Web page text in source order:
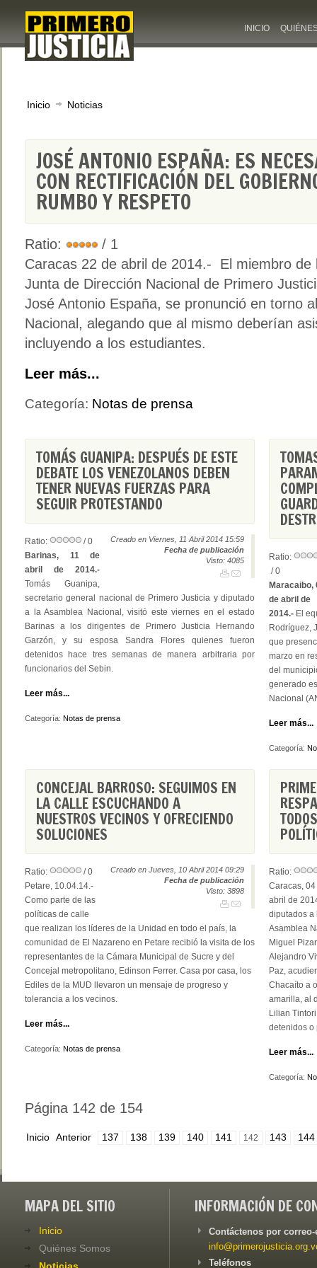
INICIO
Inicio Noticias
JOSÉ ANTONIO ESPAÑA: ES
CON RECTIFICACIÓN DEL
RUMBO Y RESPETO
Ratio:
/ 1
Caracas 22 de abril de 2014.- El miembro de
Junta de Dirección Nacional de Primero
José Antonio España, se pronunció en torno
Nacional, alegando que al mismo deberían
incluyendo a los estudiantes.
Leer más...
Categoría: Notas de prensa
TOMÁS GUANIPA: DESPUÉS DE ESTE
DEBATE LOS VENEZOLANOS DEBEN
TENER NUEVAS FUERZAS PARA
SEGUIR PROTESTANDO
Creado en Viernes, 11 Abril 2014 15:59
Fecha de publicación
Visto: 4085
Ratio:
/ 0
Barinas, 11 de
abril de 2014.-
Tomás Guanipa,
secretario general nacional de Primero Justicia y diputado
a la Asamblea Nacional, visitó este viernes en el estado
Barinas a los dirigentes de Primero Justicia Hernando
Garzón, y su esposa Sandra Flores quienes fueron
detenidos hace tres semanas de manera arbitraria por
funcionarios del Sebin.
Leer más...
Categoría: Notas de prensa
Ratio:
/ 0
Maracaibo,
de abril de
2014.- El
Rodríguez,
que
marzo en
del
generado
Nacional
Leer más...
Categoría:
CONCEJAL BARROSO: SEGUIMOS EN
LA CALLE ESCUCHANDO A
NUESTROS VECINOS Y OFRECIENDO
SOLUCIONES
Creado en Jueves, 10 Abril 2014 09:29
Fecha de publicación
Visto: 3898
Ratio:
/ 0
Petare, 10.04.14.-
Como parte de las
políticas de calle
que realizan los líderes de la Unidad en todo el país, la
comunidad de El Nazareno en Petare recibió la visita de los
representantes de la Cámara Municipal de Sucre y del
Concejal metropolitano, Edinson Ferrer. Casa por casa, los
Ediles de la MUD llevaron un mensaje de progreso y
tolerancia a los vecinos.
Leer más...
Categoría: Notas de prensa
Ratio:
Caracas,
abril de
diputados
Asamblea
Miguel
Alejandro
Paz,
Chacaíto a
amarilla, al
Lilian
detenidos o
Leer más...
Categoría:
Página 142 de 154
Inicio Anterior 137 138 139 140 141 142 143 144
MAPA DEL SITIO
Inicio
Quiénes Somos
INFORMACIÓN DE
Contáctenos por
Teléfonos